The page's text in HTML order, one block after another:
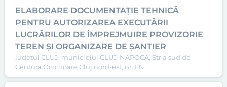
ELABORARE DOCUMENTAȚIE TEHNICĂ
PENTRU AUTORIZAREA EXECUTĂRII
LUCRĂRILOR DE ÎMPREJMUIRE PROVIZORIE
TEREN ȘI ORGANIZARE DE ȘANTIER
judetul CLUJ, municipiul CLUJ-NAPOCA, Str a sud de
Centura Ocolitoare Cluj nord-est, nr. FN